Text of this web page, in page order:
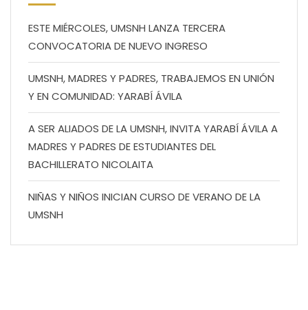
ESTE MIÉRCOLES, UMSNH LANZA TERCERA
CONVOCATORIA DE NUEVO INGRESO
UMSNH, MADRES Y PADRES, TRABAJEMOS EN UNIÓN
Y EN COMUNIDAD: YARABÍ ÁVILA
A SER ALIADOS DE LA UMSNH, INVITA YARABÍ ÁVILA A
MADRES Y PADRES DE ESTUDIANTES DEL
BACHILLERATO NICOLAITA
NIÑAS Y NIÑOS INICIAN CURSO DE VERANO DE LA
UMSNH